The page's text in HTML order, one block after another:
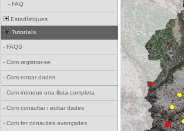
- FAQ
Estadístiques
Tutorials
- FAQS
- Com registrar-se
- Com entrar dades
- Com introduir una llista completa
- Com consultar i editar dades
- Com fer consultes avançades